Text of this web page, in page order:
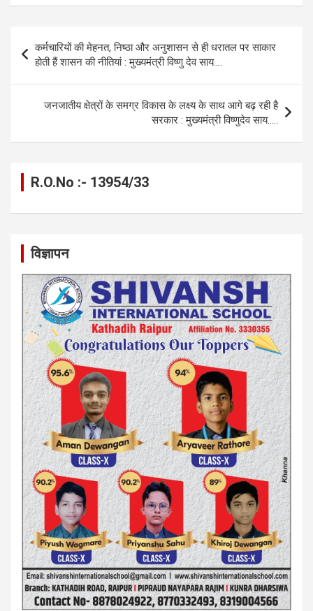
ce
b
o
o
k
se
n
g
er
at
A
p
p
e
a
m
ail py
n
k
ar
navigation
कर्मचारियों की मेहनत, निष्ठा और अनुशासन से ही धरातल पर साकार
होती हैं शासन की नीतियां : मुख्यमंत्री विष्णु देव साय….
जनजातीय क्षेत्रों के समग्र विकास के लक्ष्य के साथ आगे बढ़ रही है
सरकार : मुख्यमंत्री विष्णुदेव साय…..
R.O.No :- 13954/33
विज्ञापन